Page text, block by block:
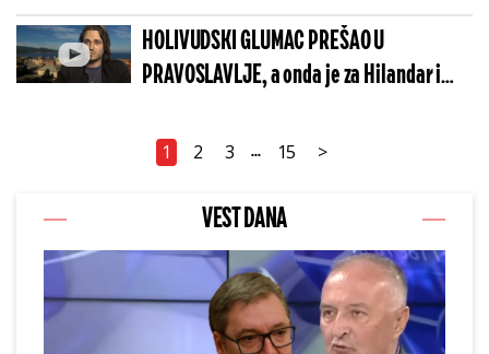
HOLIVUDSKI GLUMAC PREŠAO U
PRAVOSLAVLJE, a onda je za Hilandar i
1 2 3 ... 15 >
VEST DANA